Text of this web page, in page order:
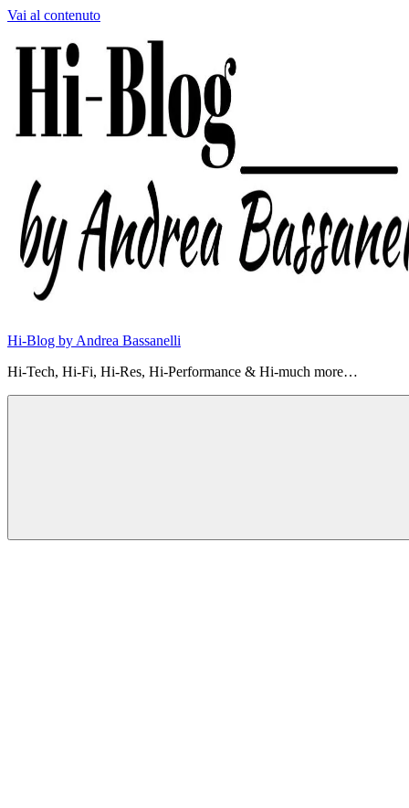
Vai al contenuto
Hi-Blog by Andrea Bassanelli
Hi-Tech, Hi-Fi, Hi-Res, Hi-Performance & Hi-much more…